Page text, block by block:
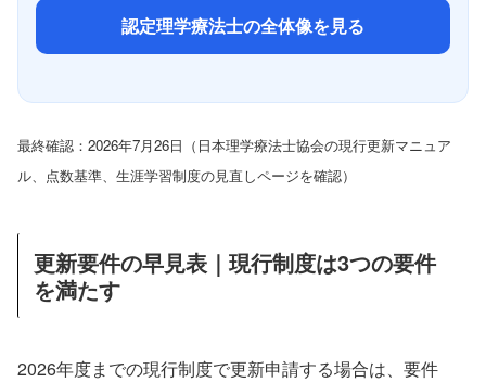
認定理学療法士の全体像を見る
最終確認：2026年7月26日（日本理学療法士協会の現行更新マニュア
ル、点数基準、生涯学習制度の見直しページを確認）
更新要件の早見表｜現行制度は3つの要件
を満たす
2026年度までの現行制度で更新申請する場合は、要件